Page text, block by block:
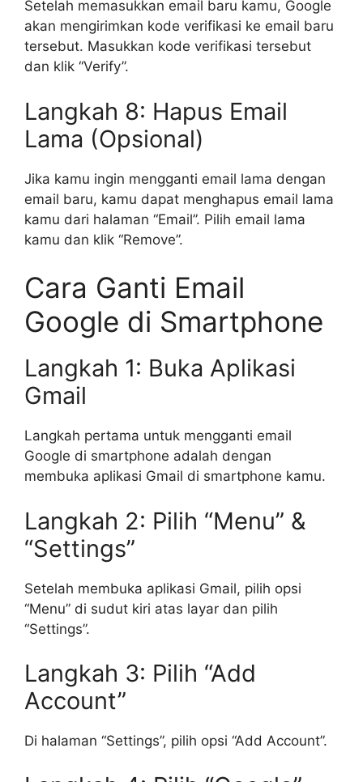
Setelah memasukkan email baru kamu, Google
akan mengirimkan kode verifikasi ke email baru
tersebut. Masukkan kode verifikasi tersebut
dan klik “Verify”.
Langkah 8: Hapus Email
Lama (Opsional)
Jika kamu ingin mengganti email lama dengan
email baru, kamu dapat menghapus email lama
kamu dari halaman “Email”. Pilih email lama
kamu dan klik “Remove”.
Cara Ganti Email
Google di Smartphone
Langkah 1: Buka Aplikasi
Gmail
Langkah pertama untuk mengganti email
Google di smartphone adalah dengan
membuka aplikasi Gmail di smartphone kamu.
Langkah 2: Pilih “Menu” &
“Settings”
Setelah membuka aplikasi Gmail, pilih opsi
“Menu” di sudut kiri atas layar dan pilih
“Settings”.
Langkah 3: Pilih “Add
Account”
Di halaman “Settings”, pilih opsi “Add Account”.